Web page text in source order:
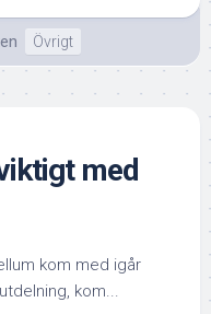
Övrigt
med
kom med igår
kom...